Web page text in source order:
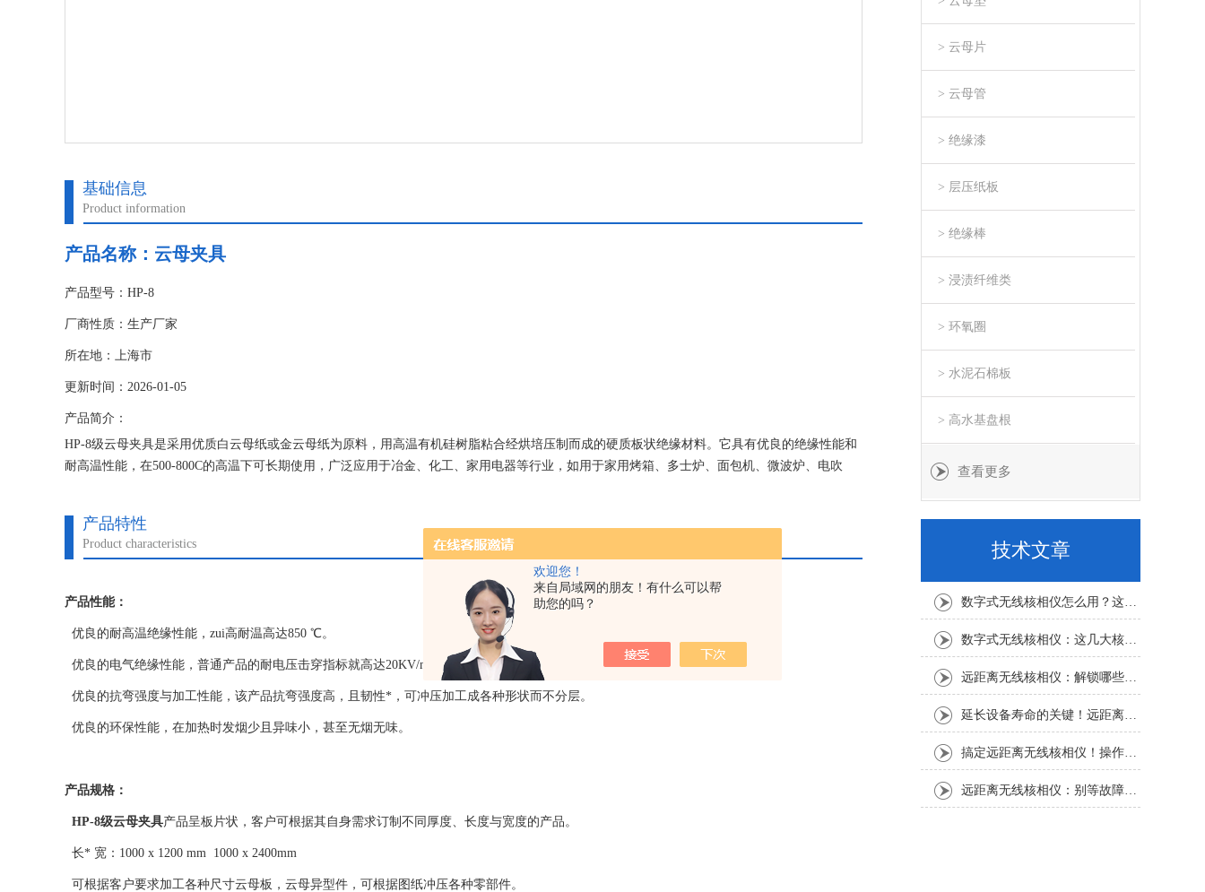
欢迎您！
来自局域网的朋友！有什么可以帮
助您的吗？
基础信息
Product information
产品名称： 云母夹具
产品型号：HP-8
厂商性质：生产厂家
所在地：上海市
更新时间：2026-01-05
产品简介：
HP-8级云母夹具是采用优质白云母纸或金云母纸为原料，用高温有机硅树脂粘合经烘培压制而成的硬质板状绝缘材料。它具有优良的绝缘性能和
耐高温性能，在500-800C的高温下可长期使用，广泛应用于冶金、化工、家用电器等行业，如用于家用烤箱、多士炉、面包机、微波炉、电吹
产品特性
Product characteristics
产品性能：
优良的耐高温绝缘性能，zui高耐温高达850 ℃。
优良的电气绝缘性能，普通产品的耐电压击穿指标就高达20KV/mm。
优良的抗弯强度与加工性能，该产品抗弯强度高，且韧性*，可冲压加工成各种形状而不分层。
优良的环保性能，在加热时发烟少且异味小，甚至无烟无味。
产品规格：
HP-8级云母夹具产品呈板片状，客户可根据其自身需求订制不同厚度、长度与宽度的产品。
长* 宽：1000 x 1200 mm 1000 x 2400mm
可根据客户要求加工各种尺寸云母板，云母异型件，可根据图纸冲压各种零部件。
> 云母片
> 云母管
> 绝缘漆
> 层压纸板
> 绝缘棒
> 浸渍纤维类
> 环氧圈
> 水泥石棉板
> 高水基盘根
查看更多
技术文章
数字式无线核相仪怎么用？这份实操指南，新手也能轻松上手
数字式无线核相仪：这几大核心特点，让核相作业效率直接“提速”
远距离无线核相仪：解锁哪些“看不见”的电力适配场景？
延长设备寿命的关键！远距离无线核相仪的保养细节，资深运维都在悄悄用
搞定远距离无线核相仪！操作步骤全梳理，每一步都讲透
远距离无线核相仪：别等故障才重视！这份维护保养指南请收好